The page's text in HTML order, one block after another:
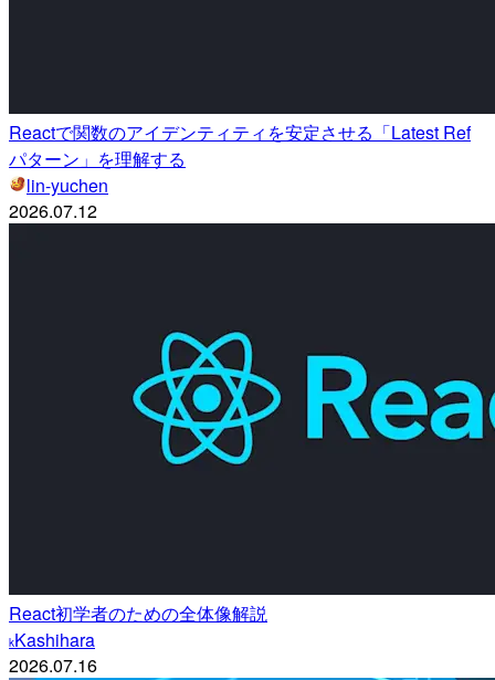
Reactで関数のアイデンティティを安定させる「Latest Ref
パターン」を理解する
lin-yuchen
2026.07.12
React初学者のための全体像解説
kKashihara
2026.07.16